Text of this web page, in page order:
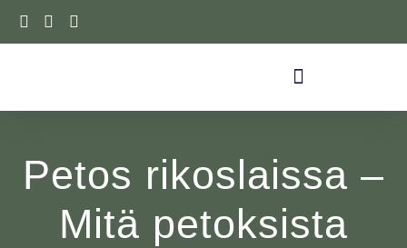
Petos rikoslaissa –
Mitä petoksista